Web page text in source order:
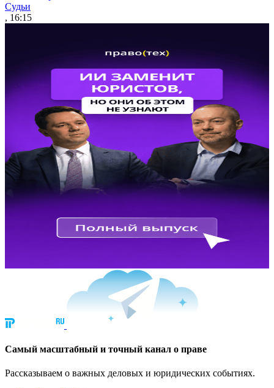
Судьи
, 16:15
Cамый масштабный и точный канал о праве
Рассказываем о важных деловых и юридических событиях.